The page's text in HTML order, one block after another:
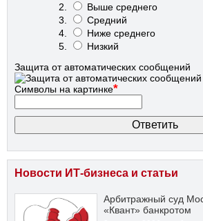
Выше среднего
Средний
Ниже среднего
Низкий
Защита от автоматических сообщений
Символы на картинке*
Новости ИТ-бизнеса и статьи
Арбитражный суд
«Квант» банкротом